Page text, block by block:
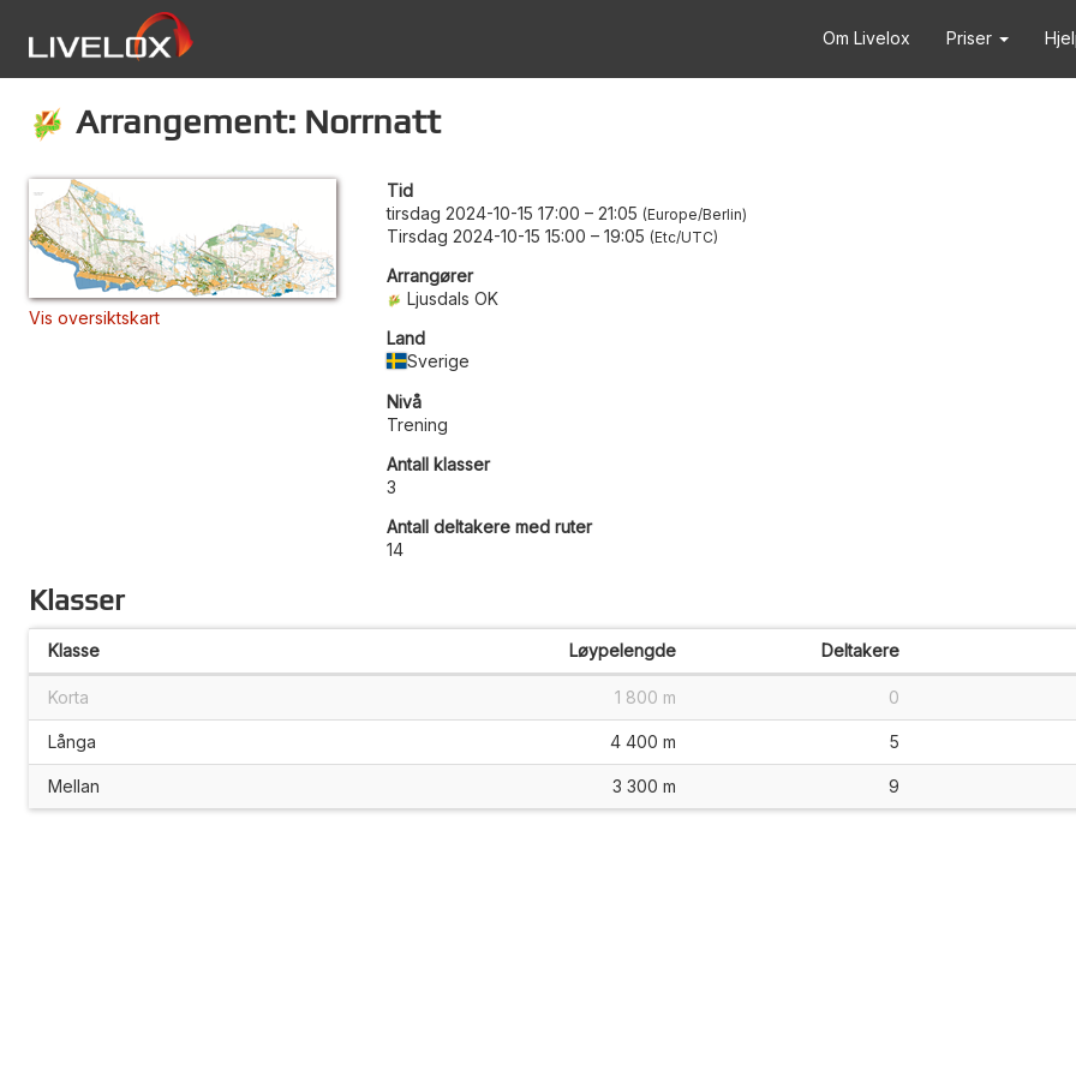
Om Livelox Priser
Arrangement: Norrnatt
Vis oversiktskart
Tid
tirsdag 2024-10-15 17:00 – 21:05 Europe/Berlin
Tirsdag 2024-10-15 15:00 – 19:05 Etc/UTC
Arrangører
Ljusdals OK
Land
Sverige
Nivå
Trening
Antall klasser
3
Antall deltakere med ruter
14
Klasser
Klasse Løypelengde Deltakere
Korta 1 800 m 0
Långa 4 400 m 5
Mellan 3 300 m 9